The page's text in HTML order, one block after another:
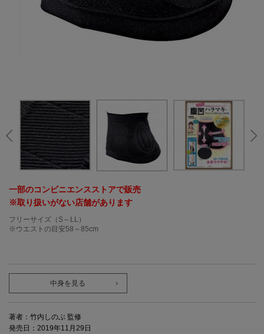
一部のコンビニエンスストアで販売
※取り扱いがない店舗があります
フリーサイズ（S～LL）
※ウエストの目安58～85cm
中身を見る
著者：竹内しのぶ 監修
発売日：2019年11月29日